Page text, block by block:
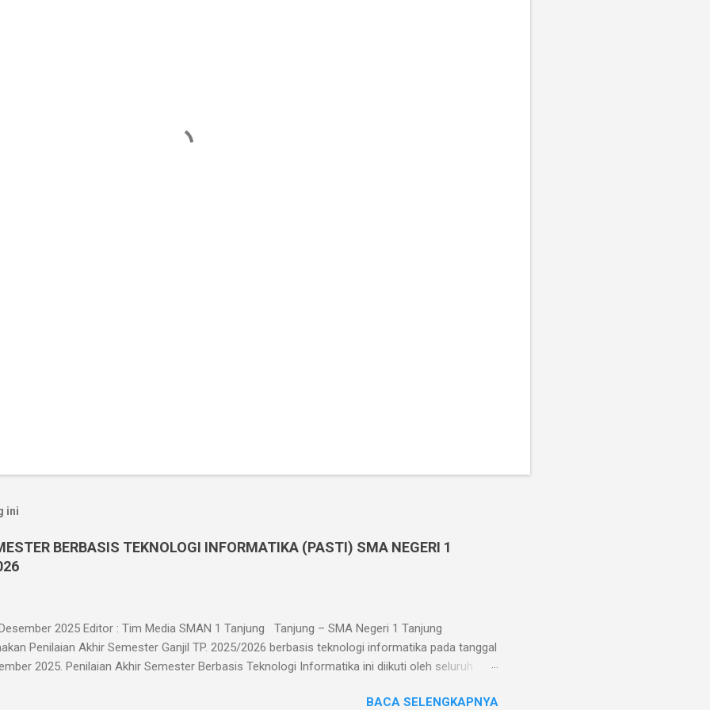
ini
BERBASIS TEKNOLOGI INFORMATIKA (PASTI) SMA NEGERI 1
2025 Editor : Tim Media SMAN 1 Tanjung Tanjung – SMA Negeri 1 Tanjung
Penilaian Akhir Semester Ganjil TP. 2025/2026 berbasis teknologi informatika pada tanggal
2025. Penilaian Akhir Semester Berbasis Teknologi Informatika ini diikuti oleh seluruh
Berbasis Teknologi Informatika ini dilaksanakan dalam jaringan intranet yang diakses oleh
BACA SELENGKAPNYA